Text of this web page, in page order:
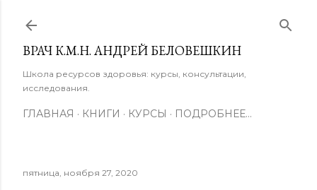
ВРАЧ К.М.Н. АНДРЕЙ БЕЛОВЕШКИН
Школа ресурсов здоровья: курсы, консультации,
исследования.
ГЛАВНАЯ КНИГИ КУРСЫ ПОДРОБНЕЕ…
пятница, ноября 27, 2020